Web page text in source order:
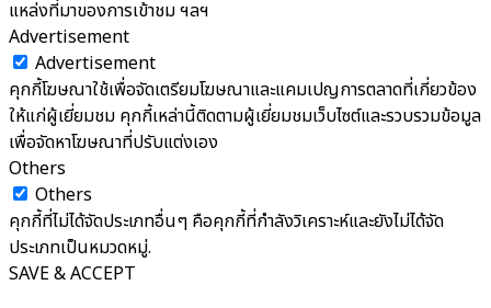
แหล่งที่มาของการเข้าชม ฯลฯ
Advertisement
Advertisement
คุกกี้โฆษณาใช้เพื่อจัดเตรียมโฆษณาและแคมเปญการตลาดที่เกี่ยวข้อง
ให้แก่ผู้เยี่ยมชม คุกกี้เหล่านี้ติดตามผู้เยี่ยมชมเว็บไซต์และรวบรวมข้อมูล
เพื่อจัดหาโฆษณาที่ปรับแต่งเอง
Others
Others
คุกกี้ที่ไม่ได้จัดประเภทอื่นๆ คือคุกกี้ที่กำลังวิเคราะห์และยังไม่ได้จัด
ประเภทเป็นหมวดหมู่.
SAVE & ACCEPT